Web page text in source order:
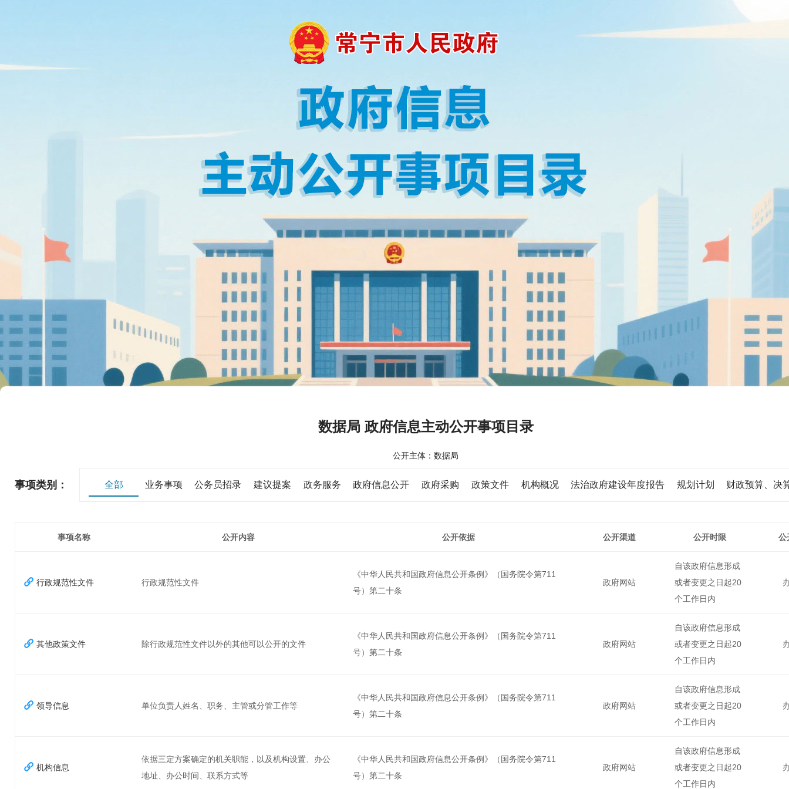
数据局 政府信息主动公开事项目录
公开主体：数据局
事项类别： 全部 业务事项 公务员招录 建议提案 政务服务 政府信息公开 政府采购 政策文件 机构概况 法治政府建设年度报告 规划计划 财政预算、决
事项名称 公开内容 公开依据 公开渠道 公开时限 公
行政规范性文件 行政规范性文件
《中华人民共和国政府信息公开条例》（国务院令第711
号）第二十条
政府网站
自该政府信息形成
或者变更之日起20
个工作日内
其他政策文件 除行政规范性文件以外的其他可以公开的文件
《中华人民共和国政府信息公开条例》（国务院令第711
号）第二十条
政府网站
自该政府信息形成
或者变更之日起20
个工作日内
领导信息 单位负责人姓名、职务、主管或分管工作等
《中华人民共和国政府信息公开条例》（国务院令第711
号）第二十条
政府网站
自该政府信息形成
或者变更之日起20
个工作日内
机构信息
依据三定方案确定的机关职能，以及机构设置、办公
地址、办公时间、联系方式等
《中华人民共和国政府信息公开条例》（国务院令第711
号）第二十条
政府网站
自该政府信息形成
或者变更之日起20
个工作日内